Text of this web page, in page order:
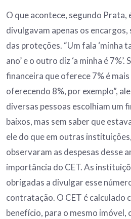
O que acontece, segundo Prata,
divulgavam apenas os
das proteções. “Um fala ‘minha
ano’ e o outro diz ‘a minha é
financeira que oferece 7% é
oferecendo 8%, por exemplo”,
diversas pessoas escolhiam um
baixos, mas sem saber que
ele do que em outras
observaram as despesas desse
importância do CET. As
obrigadas a divulgar esse
contratação. O CET é calculado
benefício, para o mesmo imóvel,